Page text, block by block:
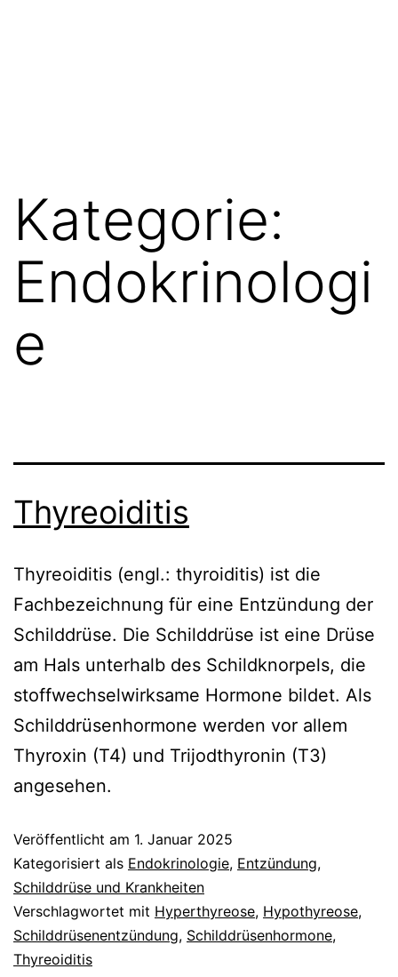
Kategorie:
Endokrinologi
e
Thyreoiditis
Thyreoiditis (engl.: thyroiditis) ist die
Fachbezeichnung für eine Entzündung der
Schilddrüse. Die Schilddrüse ist eine Drüse
am Hals unterhalb des Schildknorpels, die
stoffwechselwirksame Hormone bildet. Als
Schilddrüsenhormone werden vor allem
Thyroxin (T4) und Trijodthyronin (T3)
angesehen.
Veröffentlicht am 1. Januar 2025
Kategorisiert als Endokrinologie, Entzündung,
Schilddrüse und Krankheiten
Verschlagwortet mit Hyperthyreose, Hypothyreose,
Schilddrüsenentzündung, Schilddrüsenhormone,
Thyreoiditis